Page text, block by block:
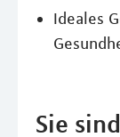
Ideales
Sie